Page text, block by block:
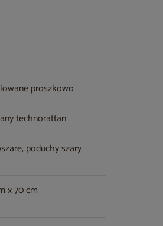
proszkowo
technorattan
poduchy szary
x 70 cm